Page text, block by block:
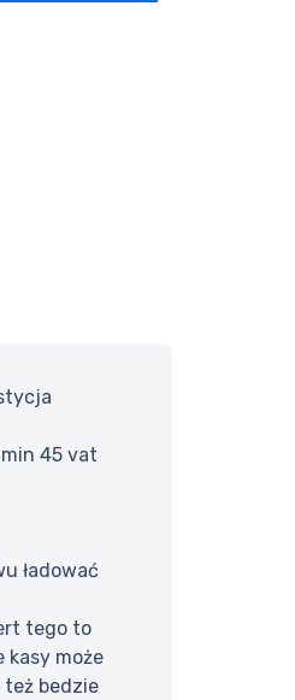
45 vat
ładować
tego to
kasy może
też bedzie